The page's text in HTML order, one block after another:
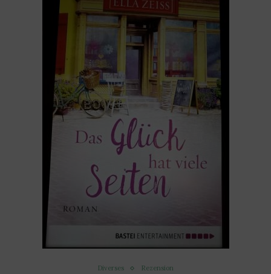
Diverses Rezension